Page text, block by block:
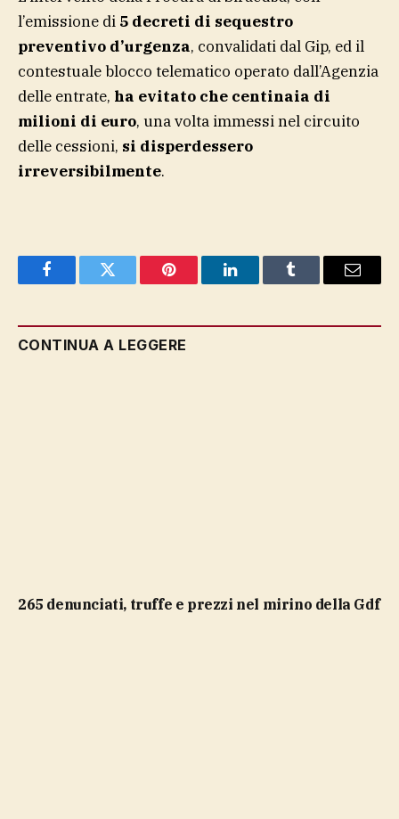
l’emissione di 5 decreti di sequestro
preventivo d’urgenza, convalidati dal Gip, ed il
contestuale blocco telematico operato dall’Agenzia
delle entrate, ha evitato che centinaia di
milioni di euro, una volta immessi nel circuito
delle cessioni, si disperdessero
irreversibilmente.
FacebookTwitter Pinterest LinkedInTumblr Email
CONTINUA A LEGGERE
265 denunciati, truffe e prezzi nel mirino della Gdf